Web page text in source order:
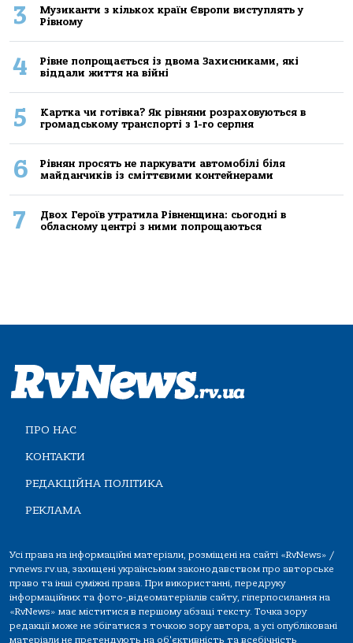
3
Музиканти з кількох країн Європи виступлять у
Рівному
4
Рівне попрощається із двома Захисниками, які
віддали життя на війні
5
Картка чи готівка? Як рівняни розраховуються в
громадському транспорті з 1-го серпня
6
Рівнян просять не паркувати автомобілі біля
майданчиків із сміттєвими контейнерами
7
Двох Героїв утратила Рівненщина: сьогодні в
обласному центрі з ними попрощаються
ПРО НАС
КОНТАКТИ
РЕДАКЦІЙНА ПОЛІТИКА
РЕКЛАМА
Усі права на інформаційні матеріали, розміщені на сайті «RvNews» /
rvnews.rv.ua, захищені українським законодавством про авторське
право та інші суміжні права. При використанні, передруку
інформаційних та фото-,відеоматеріалів сайту, гіперпосилання на
«RvNews» має міститися в першому абзаці тексту. Точка зору
редакції може не збігатися з точкою зору автора, а усі опубліковані
матеріали не претендують на об'єктивність та всебічність